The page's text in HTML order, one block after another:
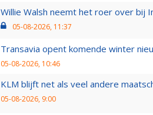
Willie Walsh neemt het roer over bij
05-08-2026, 11:37
Transavia opent komende winter
05-08-2026, 10:46
KLM blijft net als veel andere
05-08-2026, 9:00